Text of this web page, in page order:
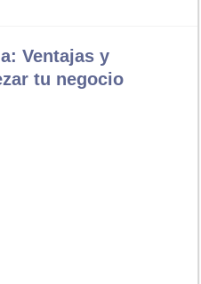
Ventajas y
tu negocio